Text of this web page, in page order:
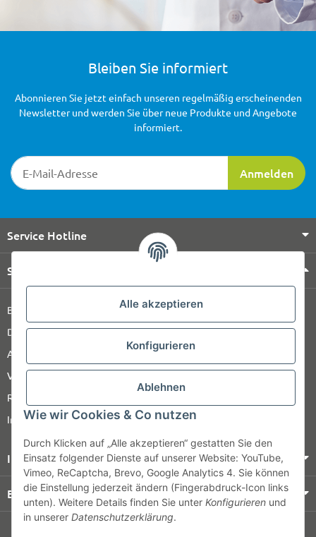
Alle akzeptieren
Konfigurieren
Ablehnen
Wie wir Cookies & Co nutzen
Durch Klicken auf „Alle akzeptieren“ gestatten Sie den
Einsatz folgender Dienste auf unserer Website: YouTube,
Vimeo, ReCaptcha, Brevo, Google Analytics 4. Sie können
die Einstellung jederzeit ändern (Fingerabdruck-Icon links
unten). Weitere Details finden Sie unter Konfigurieren und
in unserer Datenschutzerklärung.
Bleiben Sie informiert
Newsletter-Registrierung
Anmelden
Abonnieren Sie jetzt einfach unseren regelmäßig erscheinenden
Newsletter und werden Sie über neue Produkte und Angebote
informiert.
Service Hotline
Shop Service
Barrierefreiheitserklärung
Datenschutz
AGB
Versandinformationen
Retour
Impressum
Informationen
Bezahlung & Versand
© HOZ MEDI WERK